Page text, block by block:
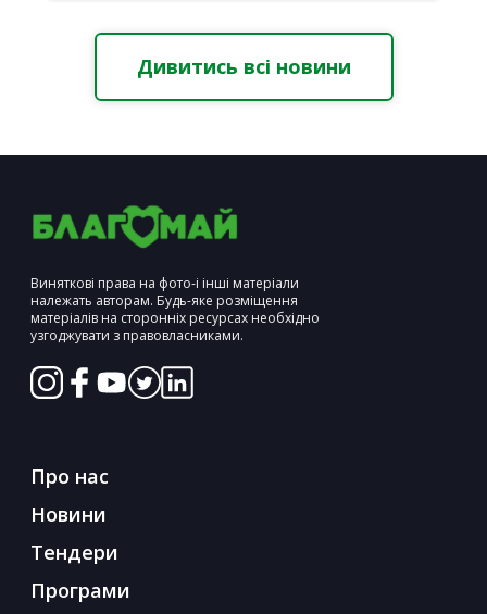
Дивитись всі новини
Виняткові права на фото-і інші матеріали
належать авторам. Будь-яке розміщення
матеріалів на сторонніх ресурсах необхідно
узгоджувати з правовласниками.
Про нас
Новини
Тендери
Програми